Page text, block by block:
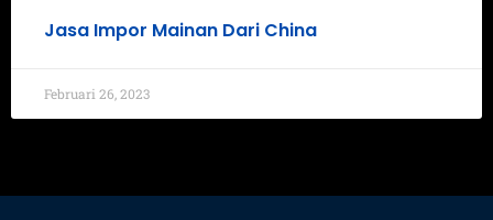
Jasa Impor Mainan Dari China
Februari 26, 2023